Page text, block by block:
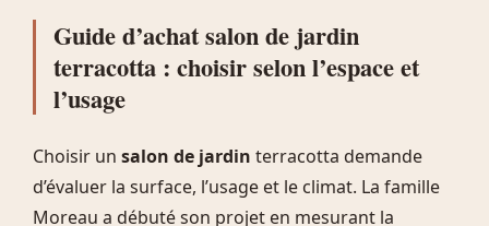
Guide d’achat salon de jardin
terracotta : choisir selon l’espace et
l’usage
Choisir un salon de jardin terracotta demande
d’évaluer la surface, l’usage et le climat. La famille
Moreau a débuté son projet en mesurant la